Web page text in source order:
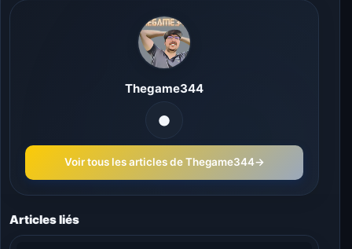
Thegame344
Voir tous les articles de Thegame344→
Articles liés